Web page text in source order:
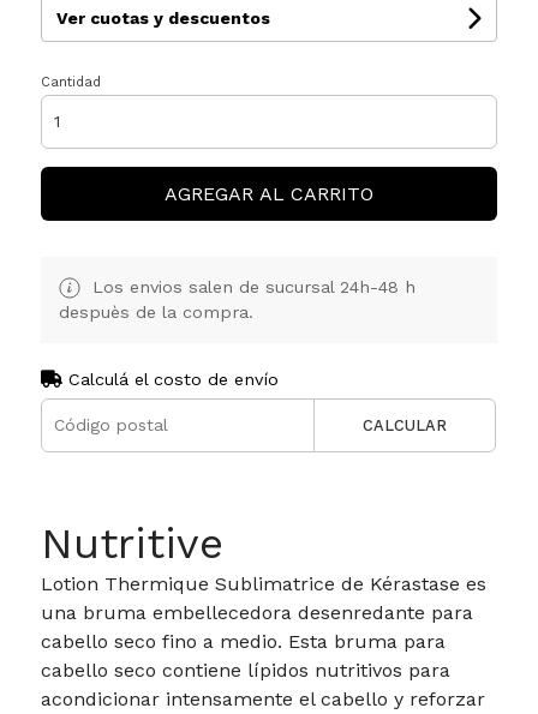
Ver cuotas y descuentos
Cantidad
AGREGAR AL CARRITO
Los envios salen de sucursal 24h-48 h
despuès de la compra.
Calculá el costo de envío
CALCULAR
Nutritive
Lotion Thermique Sublimatrice de Kérastase es
una bruma embellecedora desenredante para
cabello seco fino a medio. Esta bruma para
cabello seco contiene lípidos nutritivos para
acondicionar intensamente el cabello y reforzar